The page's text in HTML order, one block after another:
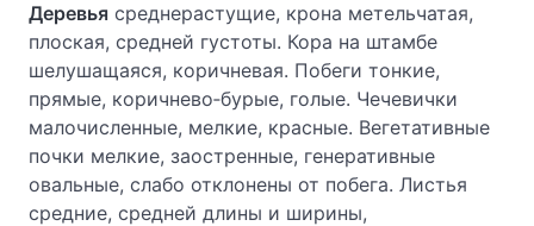
Деревья среднерастущие, крона метельчатая,
плоская, средней густоты. Кора на штамбе
шелушащаяся, коричневая. Побеги тонкие,
прямые, коричнево‑бурые, голые. Чечевички
малочисленные, мелкие, красные. Вегетативные
почки мелкие, заостренные, генеративные
овальные, слабо отклонены от побега. Листья
средние, средней длины и ширины,